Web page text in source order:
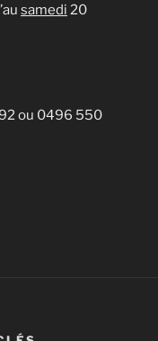
samedi 20
ou 0496 550